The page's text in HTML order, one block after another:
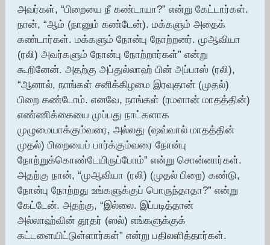
அவர்கள், “பிறையை நீ கண்டாயா?” என்று கேட்டார்கள்.
நான், “ஆம் (நானும் கண்டேன்). மக்களும் அதைக்
கண்டார்கள். மக்களும் நோன்பு நோற்றனர். முஆவியா
(ரலி) அவர்களும் நோன்பு நோற்றார்கள்” என்று
கூறினேன். அதற்கு அப்துல்லாஹ் பின் அப்பாஸ் (ரலி),
“ஆனால், நாங்கள் சனிக்கிழமை இரவுதான் (முதல்)
பிறை கண்டோம். எனவே, நாங்கள் (ரமளான் மாதத்தின்)
எண்ணிக்கையை முப்பது நாட்களாக
முழுமையாக்கும்வரை, அல்லது (ஷவ்வால் மாதத்தின்
முதல்) பிறையைப் பார்க்கும்வரை நோன்பு
நோற்றுக்கொண்டேயிருப்போம்” என்று சொன்னார்கள்.
அதற்கு நான், “முஆவியா (ரலி) (முதல் பிறை) கண்டு,
நோன்பு நோற்றது உங்களுக்குப் பொருந்தாதா?” என்று
கேட்டேன். அதற்கு, “இல்லை. இப்படித்தான்
அல்லாஹ்வின் தூதர் (ஸல்) எங்களுக்குக்
கட்டளையிட்டுள்ளார்கள்” என்று பதிலளித்தார்கள்.